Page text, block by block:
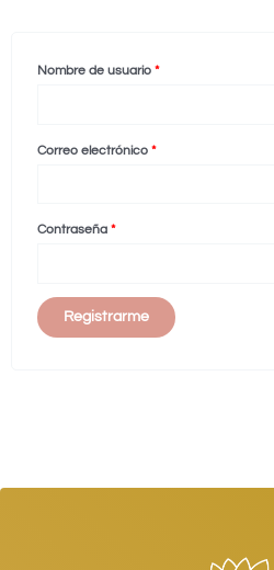
Nombre de usuario *
Correo electrónico *
Contraseña *
Registrarme